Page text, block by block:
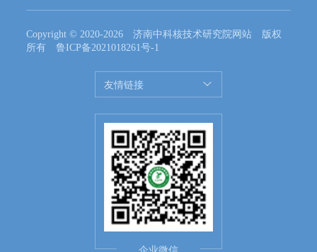
Copyright © 2020-2026 济南中科核技术研究院网站 版权
所有鲁ICP备2021018261号-1
友情链接
企业微信